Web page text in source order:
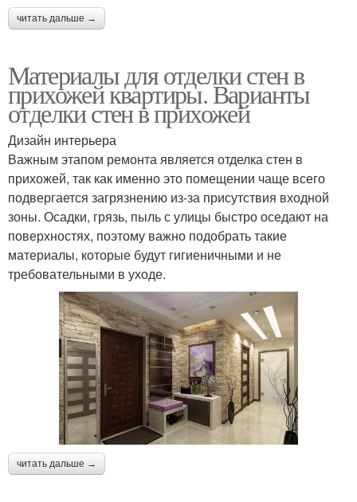
читать дальше →
Материалы для отделки стен в
прихожей квартиры. Варианты
отделки стен в прихожей
Дизайн интерьера
Важным этапом ремонта является отделка стен в
прихожей, так как именно это помещении чаще всего
подвергается загрязнению из-за присутствия входной
зоны. Осадки, грязь, пыль с улицы быстро оседают на
поверхностях, поэтому важно подобрать такие
материалы, которые будут гигиеничными и не
требовательными в уходе.
читать дальше →